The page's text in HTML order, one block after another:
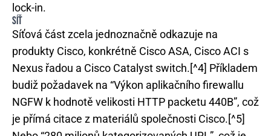
lock-in.
SÍŤ
Síťová část zcela jednoznačně odkazuje na
produkty Cisco, konkrétně Cisco ASA, Cisco ACI s
Nexus řadou a Cisco Catalyst switch.[^4] Příkladem
budiž požadavek na “Výkon aplikačního firewallu
NGFW k hodnotě velikosti HTTP packetu 440B”, což
je přímá citace z materiálů společnosti Cisco.[^5]